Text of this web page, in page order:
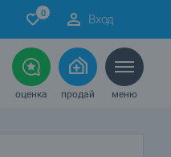
0 Вход
оценка продай меню